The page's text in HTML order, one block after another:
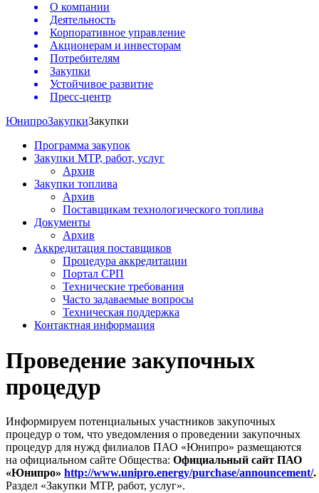
О компании
Деятельность
Корпоративное управление
Акционерам и инвесторам
Потребителям
Закупки
Устойчивое развитие
Пресс-центр
ЮнипроЗакупкиЗакупки
Программа закупок
Закупки МТР, работ, услуг
Архив
Закупки топлива
Архив
Поставщикам технологического топлива
Документы
Архив
Аккредитация поставщиков
Процедура аккредитации
Портал СРП
Технические требования
Часто задаваемые вопросы
Техническая поддержка
Контактная информация
Проведение закупочных
процедур
Информируем потенциальных участников закупочных
процедур о том, что уведомления о проведении закупочных
процедур для нужд филиалов ПАО «Юнипро» размещаются
на официальном сайте Общества: Официальный сайт ПАО
«Юнипро» http://www.unipro.energy/purchase/announcement/.
Раздел «Закупки МТР, работ, услуг».